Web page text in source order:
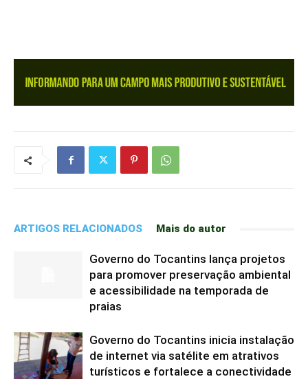
ARTIGOS RELACIONADOS Mais do autor
Governo do Tocantins lança projetos
para promover preservação ambiental
e acessibilidade na temporada de
praias
Governo do Tocantins inicia instalação
de internet via satélite em atrativos
turísticos e fortalece a conectividade